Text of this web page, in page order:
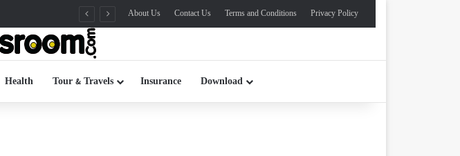
About Us Contact Us Terms and Conditions Privacy Policy
Health Tour & Travels Insurance Download